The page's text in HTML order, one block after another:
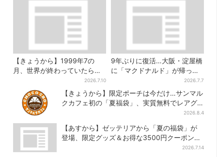
【きょうから】1999年7の
月、世界が終わっていたら…
約10万人動員のホラー展が大
2026.7.10
9年ぶりに復活…大阪・淀屋橋
に「マクドナルド」が帰って
くる！駅直結＆100席を完備
2026.7.7
【きょうから】限定ポーチは今だけ…サンマル
クカフェ初の「夏福袋」、実質無料でレアグ
2026.8.4
【あすから】ゼッテリアから「夏の福袋」が
登場、限定グッズ＆お得な3500円クーポン付
2026.7.14